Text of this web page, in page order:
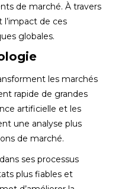
de marché. À travers
l’impact de ces
globales.
les marchés
rapide de grandes
artificielle et les
une analyse plus
de marché.
ses processus
plus fiables et